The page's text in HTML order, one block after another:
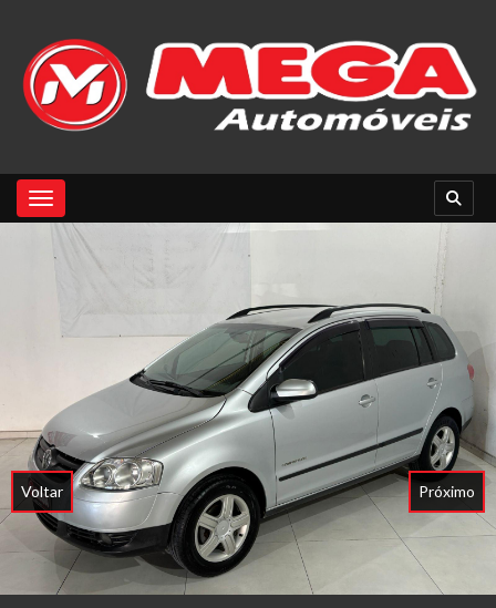
Toggle navigation
Voltar Próximo